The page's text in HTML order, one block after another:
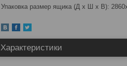
Упаковка размер ящика (Д x Ш x В):
Характеристики